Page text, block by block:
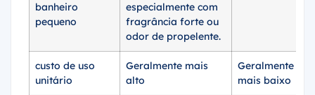
banheiro
pequeno
especialmente com
fragrância forte ou
odor de propelente.
custo de uso
unitário
Geralmente mais
alto
Geralmente o
mais baixo